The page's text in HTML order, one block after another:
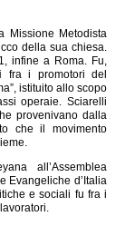
Missione Metodista
della sua chiesa.
infine a Roma. Fu,
fra i promotori del
istituito allo scopo
operaie. Sciarelli
provenivano dalla
che il movimento
all’Assemblea
Evangeliche d’Italia
e sociali fu fra i